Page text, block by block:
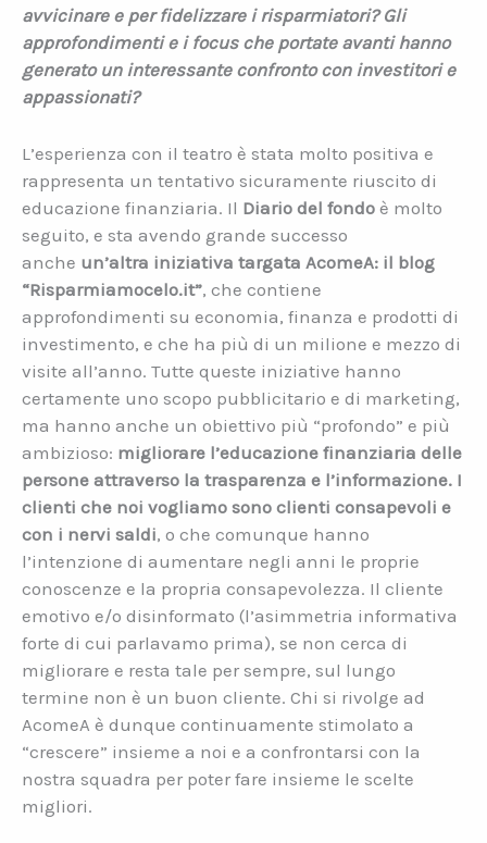
avvicinare e per fidelizzare i risparmiatori? Gli
approfondimenti e i focus che portate avanti hanno
generato un interessante confronto con investitori e
appassionati?
L’esperienza con il teatro è stata molto positiva e
rappresenta un tentativo sicuramente riuscito di
educazione finanziaria. Il Diario del fondo è molto
seguito, e sta avendo grande successo
anche un’altra iniziativa targata AcomeA: il blog
“Risparmiamocelo.it”, che contiene
approfondimenti su economia, finanza e prodotti di
investimento, e che ha più di un milione e mezzo di
visite all’anno. Tutte queste iniziative hanno
certamente uno scopo pubblicitario e di marketing,
ma hanno anche un obiettivo più “profondo” e più
ambizioso: migliorare l’educazione finanziaria delle
persone attraverso la trasparenza e l’informazione. I
clienti che noi vogliamo sono clienti consapevoli e
con i nervi saldi, o che comunque hanno
l’intenzione di aumentare negli anni le proprie
conoscenze e la propria consapevolezza. Il cliente
emotivo e/o disinformato (l’asimmetria informativa
forte di cui parlavamo prima), se non cerca di
migliorare e resta tale per sempre, sul lungo
termine non è un buon cliente. Chi si rivolge ad
AcomeA è dunque continuamente stimolato a
“crescere” insieme a noi e a confrontarsi con la
nostra squadra per poter fare insieme le scelte
migliori.